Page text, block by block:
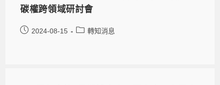
碳權跨領域研討會
2024-08-15 轉知消息